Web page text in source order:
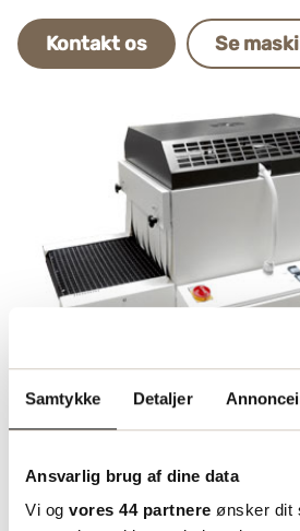
Samtykke Detaljer
Ansvarlig brug af dine data
Vi og vores 44 partnere ønsker dit
Kontakt os Se